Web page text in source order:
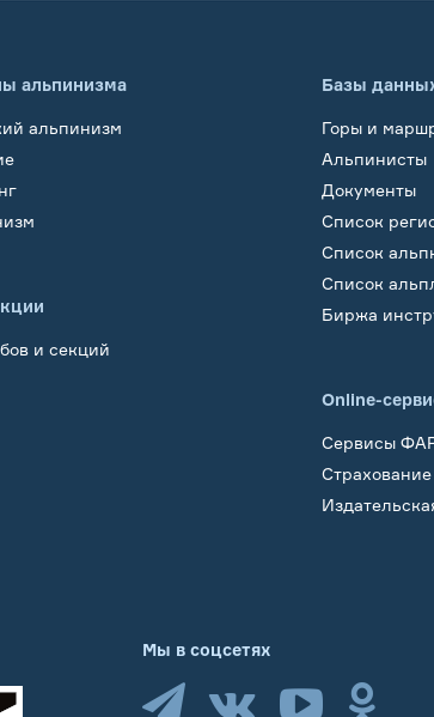
альпинизма
альпинизм
и секций
Базы
Горы и
Альпинисты
Документы
Список
Список
Список
Биржа
Online-
Сервисы
Страхование
Мы в соцсетях